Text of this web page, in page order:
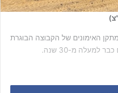
האימונים של הקבוצה הבוגרת
למעלה מ-30 שנה.